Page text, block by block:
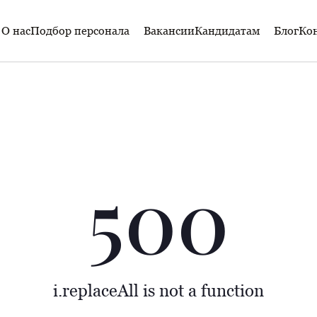
О насПодбор персонала ВакансииКандидатам Блог
500
i.replaceAll is not a function